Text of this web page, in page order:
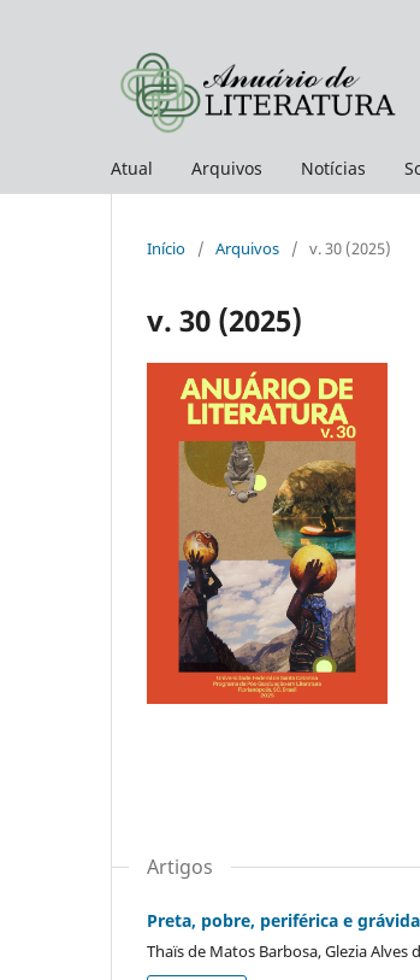
Atual Arquivos Notícias
Início / Arquivos / v. 30 (2025)
v. 30 (2025)
Artigos
Preta, pobre, periférica e
Thaïs de Matos Barbosa, Glezia Alves